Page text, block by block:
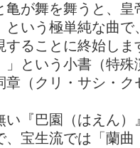
亀が舞を舞うと、
という極単純な曲
することに終始しま
という小書（特殊
（クリ・サシ・ク
い『巴園（はえん
、宝生流では「蘭